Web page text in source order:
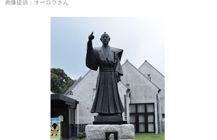
画像提供：オーロラさん